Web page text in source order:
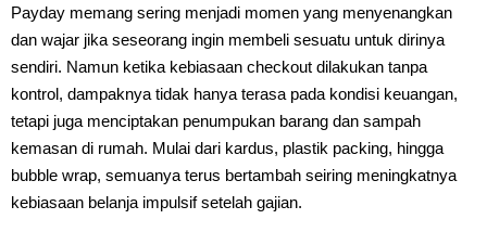
Payday memang sering menjadi momen yang menyenangkan
dan wajar jika seseorang ingin membeli sesuatu untuk dirinya
sendiri. Namun ketika kebiasaan checkout dilakukan tanpa
kontrol, dampaknya tidak hanya terasa pada kondisi keuangan,
tetapi juga menciptakan penumpukan barang dan sampah
kemasan di rumah. Mulai dari kardus, plastik packing, hingga
bubble wrap, semuanya terus bertambah seiring meningkatnya
kebiasaan belanja impulsif setelah gajian.